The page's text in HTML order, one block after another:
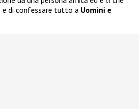
e di confessare tutto a Uomini e